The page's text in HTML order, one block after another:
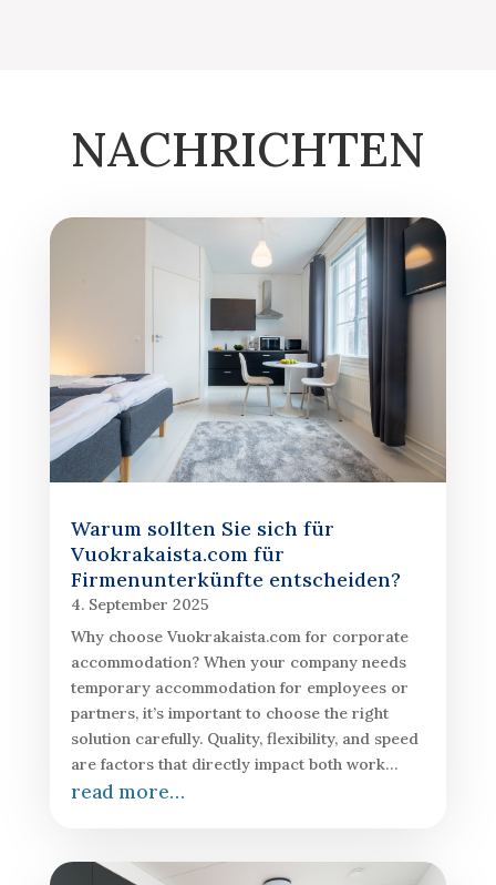
NACHRICHTEN
Warum sollten Sie sich für
Vuokrakaista.com für
Firmenunterkünfte entscheiden?
4. September 2025
Why choose Vuokrakaista.com for corporate
accommodation? When your company needs
temporary accommodation for employees or
partners, it’s important to choose the right
solution carefully. Quality, flexibility, and speed
are factors that directly impact both work…
read more…